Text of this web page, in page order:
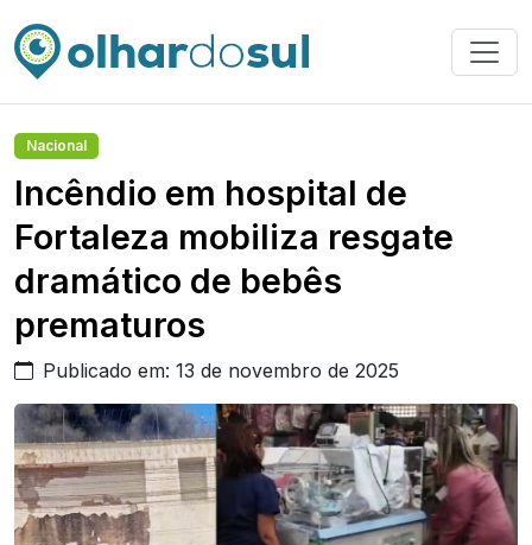
Nacional
Incêndio em hospital de
Fortaleza mobiliza resgate
dramático de bebês
prematuros
Publicado em: 13 de novembro de 2025